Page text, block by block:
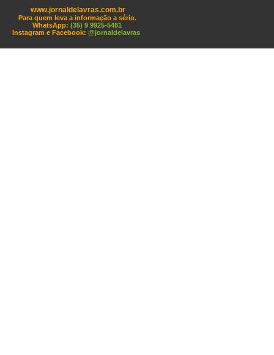
www.jornaldelavras.com.br
Para quem leva a informação a sério.
WhatsApp: (35) 9 9925-5481
Instagram e Facebook: @jornaldelavras